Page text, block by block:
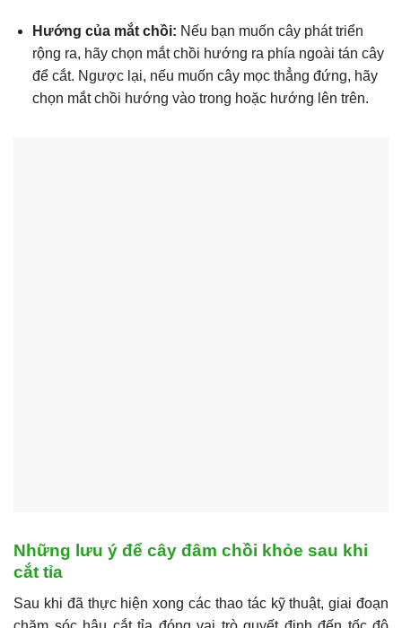
Hướng của mắt chồi: Nếu bạn muốn cây phát triển
rộng ra, hãy chọn mắt chồi hướng ra phía ngoài tán cây
để cắt. Ngược lại, nếu muốn cây mọc thẳng đứng, hãy
chọn mắt chồi hướng vào trong hoặc hướng lên trên.
Những lưu ý để cây đâm chồi khỏe sau khi
cắt tỉa
Sau khi đã thực hiện xong các thao tác kỹ thuật, giai đoạn